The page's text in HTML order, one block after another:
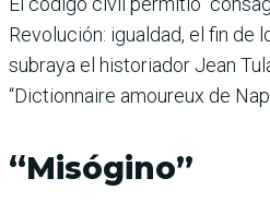
Revolución: igualdad, el fin de
subraya el historiador Jean
“Dictionnaire amoureux de
“Misógino”